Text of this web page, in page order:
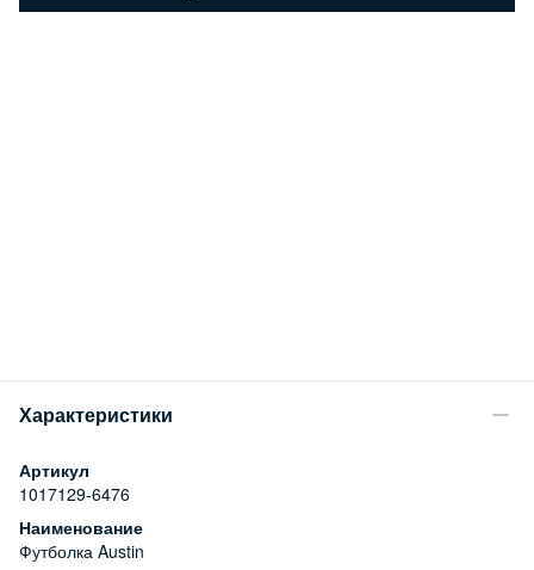
Характеристики
Артикул
1017129-6476
Наименование
Футболка Austin